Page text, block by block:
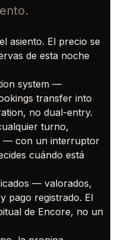
asiento. El precio se
de esta noche
system —
transfer into
no dual-entry.
turno,
— con un interruptor
cuándo está
— valorados,
pago registrado. El
de Encore, no un